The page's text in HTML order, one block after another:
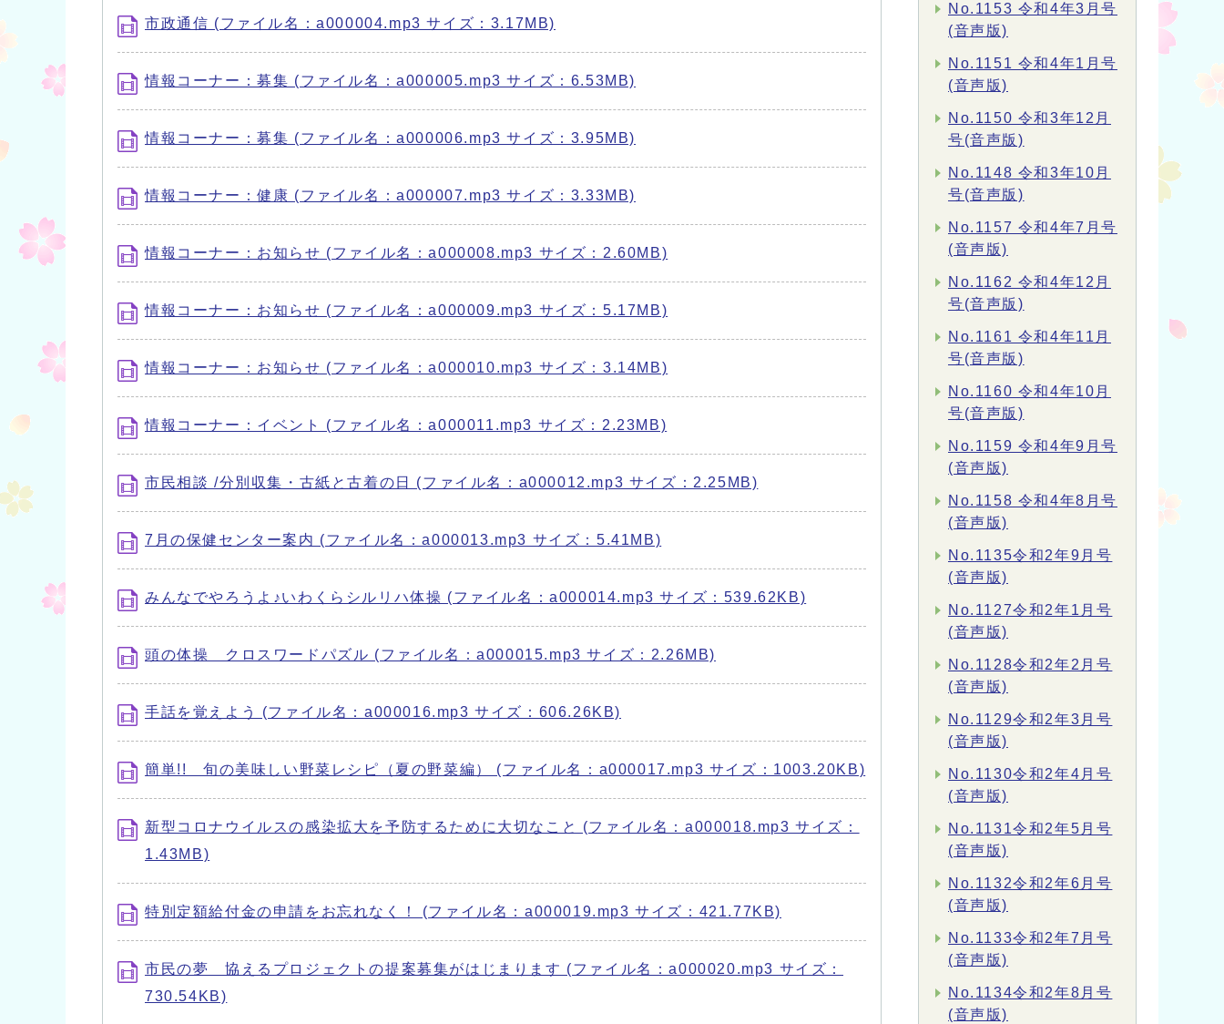
市政通信 (ファイル名：a000004.mp3 サイズ：3.17MB)
情報コーナー：募集 (ファイル名：a000005.mp3 サイズ：6.53MB)
情報コーナー：募集 (ファイル名：a000006.mp3 サイズ：3.95MB)
情報コーナー：健康 (ファイル名：a000007.mp3 サイズ：3.33MB)
情報コーナー：お知らせ (ファイル名：a000008.mp3 サイズ：2.60MB)
情報コーナー：お知らせ (ファイル名：a000009.mp3 サイズ：5.17MB)
情報コーナー：お知らせ (ファイル名：a000010.mp3 サイズ：3.14MB)
情報コーナー：イベント (ファイル名：a000011.mp3 サイズ：2.23MB)
市民相談 /分別収集・古紙と古着の日 (ファイル名：a000012.mp3 サイズ：2.25MB)
7月の保健センター案内 (ファイル名：a000013.mp3 サイズ：5.41MB)
みんなでやろうよ♪いわくらシルリハ体操 (ファイル名：a000014.mp3 サイズ：539.62KB)
頭の体操 クロスワードパズル (ファイル名：a000015.mp3 サイズ：2.26MB)
手話を覚えよう (ファイル名：a000016.mp3 サイズ：606.26KB)
簡単!! 旬の美味しい野菜レシピ（夏の野菜編） (ファイル名：a000017.mp3 サイズ：1003.20KB)
新型コロナウイルスの感染拡大を予防するために大切なこと (ファイル名：a000018.mp3 サイズ：
1.43MB)
特別定額給付金の申請をお忘れなく！ (ファイル名：a000019.mp3 サイズ：421.77KB)
市民の夢 協えるプロジェクトの提案募集がはじまります (ファイル名：a000020.mp3 サイズ：
730.54KB)
No.1153 令和4年3月号
(音声版)
No.1151 令和4年1月号
(音声版)
No.1150 令和3年12月
号(音声版)
No.1148 令和3年10月
号(音声版)
No.1157 令和4年7月号
(音声版)
No.1162 令和4年12月
号(音声版)
No.1161 令和4年11月
号(音声版)
No.1160 令和4年10月
号(音声版)
No.1159 令和4年9月号
(音声版)
No.1158 令和4年8月号
(音声版)
No.1135令和2年9月号
(音声版)
No.1127令和2年1月号
(音声版)
No.1128令和2年2月号
(音声版)
No.1129令和2年3月号
(音声版)
No.1130令和2年4月号
(音声版)
No.1131令和2年5月号
(音声版)
No.1132令和2年6月号
(音声版)
No.1133令和2年7月号
(音声版)
No.1134令和2年8月号
(音声版)